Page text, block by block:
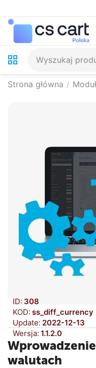
Strona główna /
ID: 308
KOD: ss_diff_currency
Update: 2022-12-13
Wersja: 1.1.2.0
walutach